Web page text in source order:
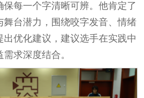
保每一个字清晰可辨。他肯定了
舞台潜力，围绕咬字发音、情绪
出优化建议，建议选手在实践中
求深度结合。